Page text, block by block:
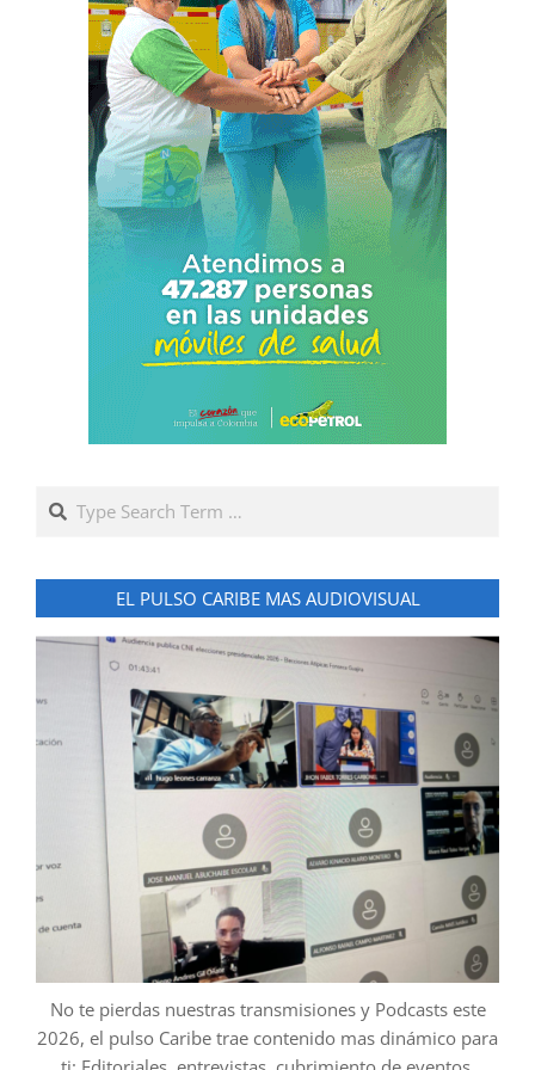
Search
EL PULSO CARIBE MAS AUDIOVISUAL
No te pierdas nuestras transmisiones y Podcasts este
2026, el pulso Caribe trae contenido mas dinámico para